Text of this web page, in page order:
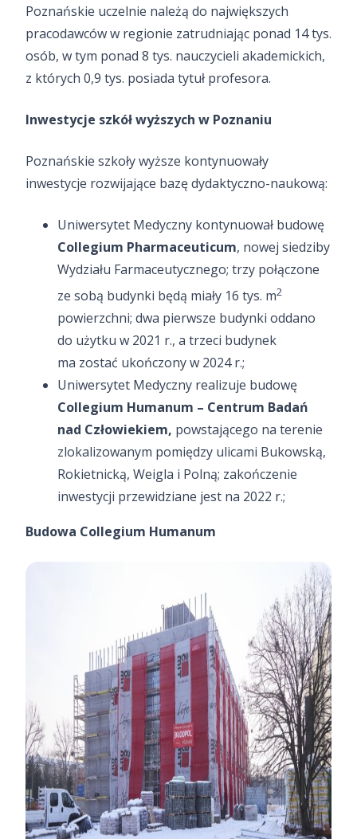
Poznańskie uczelnie należą do największych
pracodawców w regionie zatrudniając ponad 14 tys.
osób, w tym ponad 8 tys. nauczycieli akademickich,
z których 0,9 tys. posiada tytuł profesora.
Inwestycje szkół wyższych w Poznaniu
Poznańskie szkoły wyższe kontynuowały
inwestycje rozwijające bazę dydaktyczno-naukową:
Uniwersytet Medyczny kontynuował budowę
Collegium Pharmaceuticum, nowej siedziby
Wydziału Farmaceutycznego; trzy połączone
ze sobą budynki będą miały 16 tys. m2
powierzchni; dwa pierwsze budynki oddano
do użytku w 2021 r., a trzeci budynek
ma zostać ukończony w 2024 r.;
Uniwersytet Medyczny realizuje budowę
Collegium Humanum – Centrum Badań
nad Człowiekiem, powstającego na terenie
zlokalizowanym pomiędzy ulicami Bukowską,
Rokietnicką, Weigla i Polną; zakończenie
inwestycji przewidziane jest na 2022 r.;
Budowa Collegium Humanum